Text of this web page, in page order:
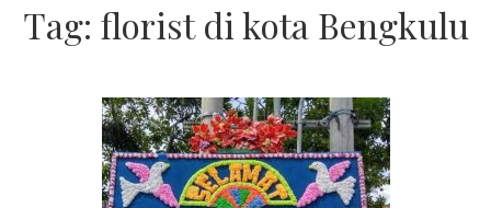
Tag: florist di kota Bengkulu